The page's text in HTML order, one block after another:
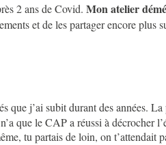
2 ans de Covid. Mon atelier
et de les partager encore plus
que j’ai subit durant des années.
que le CAP a réussi à décrocher
tu partais de loin, on t’attendait